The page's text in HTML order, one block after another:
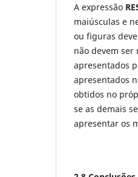
A expressão
maiúsculas e
ou figuras
não devem
apresentados
apresentados
obtidos no
se as demais
apresentar os